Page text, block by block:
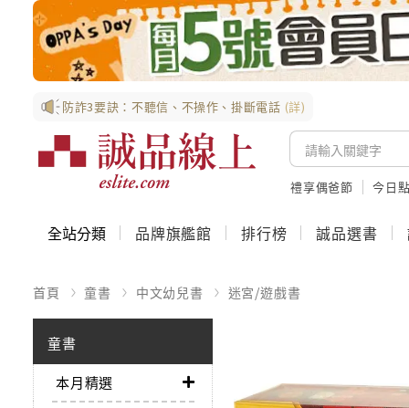
防詐3要訣：不聽信、不操作、掛斷電話 (詳)
禮享偶爸節 今日
全站分類 品牌旗艦館 排行榜 誠品選書
首頁 童書 中文幼兒書 迷宮/遊戲書
童書
本月精選